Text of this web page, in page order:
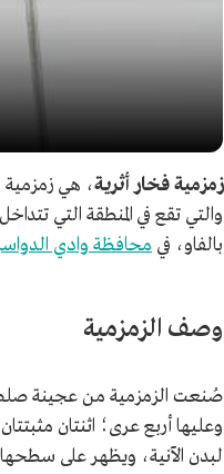
زمزمية فخار أثرية، هي زمزمية
والتي تقع في المنطقة التي
بالفاو، في محافظة وادي
وصف الزمزمية
صُنعت الزمزمية من عجينة
وعليها أربع عرى؛ اثنتان
لبدن الآنية، ويظهر على